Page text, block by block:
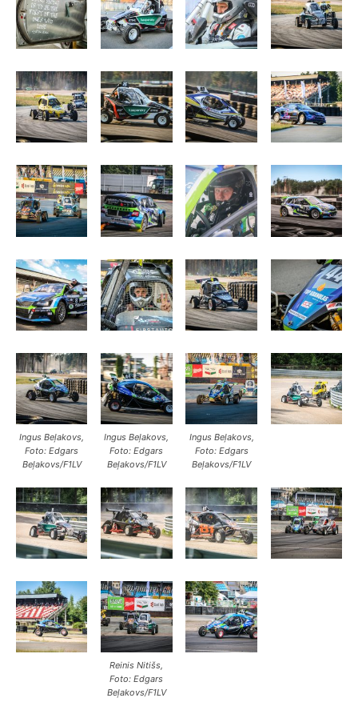
Ingus Beļakovs,
Foto: Edgars
Beļakovs/F1LV
Ingus Beļakovs,
Foto: Edgars
Beļakovs/F1LV
Ingus Beļakovs,
Foto: Edgars
Beļakovs/F1LV
Reinis Nitišs,
Foto: Edgars
Beļakovs/F1LV